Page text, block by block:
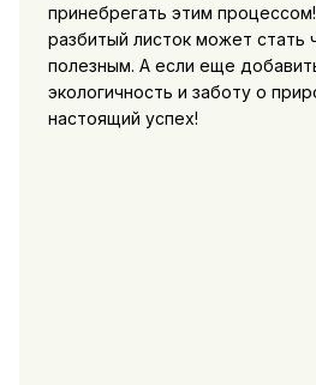
принебрегать этим
разбитый листок может стать
полезным. А если еще
экологичность и заботу о
настоящий успех!